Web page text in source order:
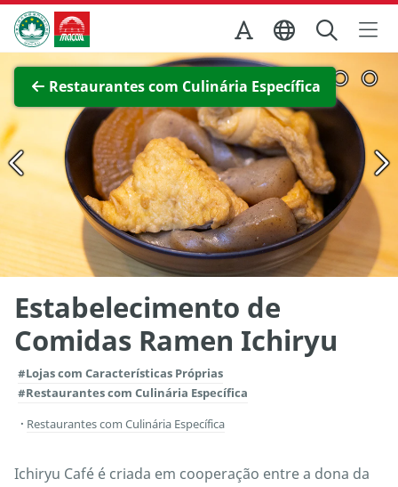
Ir para o conteúdo principal
Direcção dos Serviços de Turismo
Restaurantes com Culinária Específica
Ver imagem completa
Estabelecimento de
Comidas Ramen Ichiryu
#Lojas com Características Próprias
#Restaurantes com Culinária Específica
Restaurantes com Culinária Específica
Ichiryu Café é criada em cooperação entre a dona da